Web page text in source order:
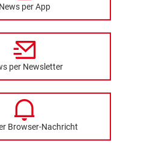
News per App
per Newsletter
Browser-Nachricht